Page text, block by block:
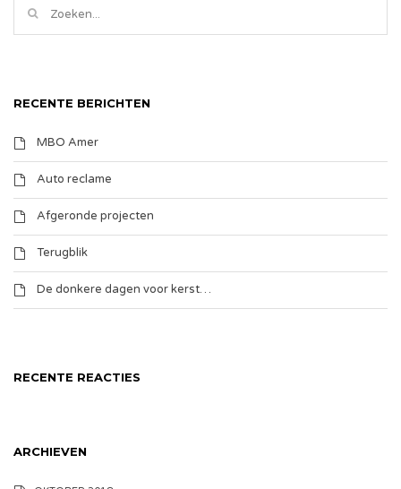
RECENTE BERICHTEN
MBO Amer
Auto reclame
Afgeronde projecten
Terugblik
De donkere dagen voor kerst…
RECENTE REACTIES
ARCHIEVEN